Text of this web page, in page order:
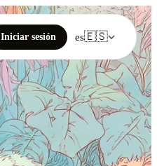
Iniciar sesión es🇪🇸